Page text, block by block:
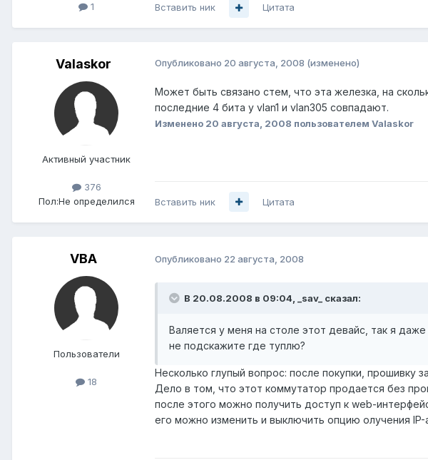
1 Вставить ник Цитата
Valaskor
Активный участник
376
Пол:Не определился
Опубликовано 20 августа, 2008 (изменено)
Может быть связано стем, что эта железка, на
последние 4 бита у vlan1 и vlan305 совпадают.
Изменено 20 августа, 2008 пользователем Valaskor
Вставить ник Цитата
VBA
Пользователи
18
Опубликовано 22 августа, 2008
В 20.08.2008 в 09:04, _sav_ сказал:
Валяется у меня на столе этот девайс, так я
не подскажите где туплю?
Несколько глупый вопрос: после покупки, прошивку
Дело в том, что этот коммутатор продается без
после этого можно получить доступ к web-
его можно изменить и выключить опцию олучения